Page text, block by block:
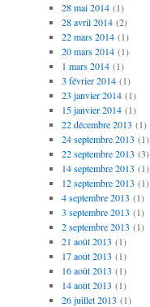
28 mai 2014(1)
28 avril 2014(2)
22 mars 2014(1)
20 mars 2014(1)
1 mars 2014(1)
3 février 2014(1)
23 janvier 2014(1)
15 janvier 2014(1)
22 décembre 2013 (1)
24 septembre 2013 (1)
22 septembre 2013 (3)
14 septembre 2013 (1)
12 septembre 2013 (1)
4 septembre 2013 (1)
3 septembre 2013 (1)
2 septembre 2013 (1)
21 août 2013 (1)
17 août 2013 (1)
16 août 2013 (1)
14 août 2013 (1)
26 juillet 2013 (1)